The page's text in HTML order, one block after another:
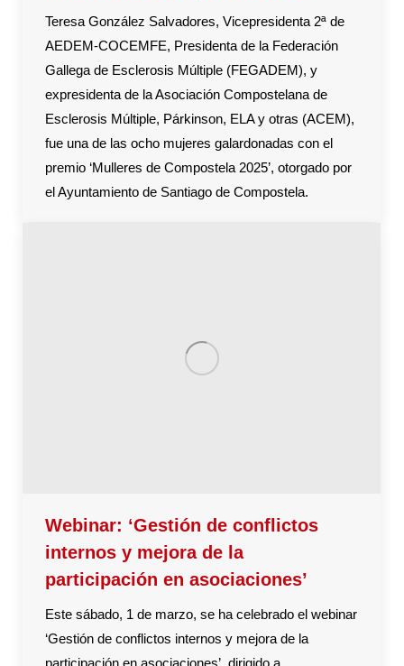
Teresa González Salvadores, Vicepresidenta 2ª de
AEDEM-COCEMFE, Presidenta de la Federación
Gallega de Esclerosis Múltiple (FEGADEM), y
expresidenta de la Asociación Compostelana de
Esclerosis Múltiple, Párkinson, ELA y otras (ACEM),
fue una de las ocho mujeres galardonadas con el
premio ‘Mulleres de Compostela 2025’, otorgado por
el Ayuntamiento de Santiago de Compostela.
Webinar: ‘Gestión de conflictos
internos y mejora de la
participación en asociaciones’
Este sábado, 1 de marzo, se ha celebrado el webinar
‘Gestión de conflictos internos y mejora de la